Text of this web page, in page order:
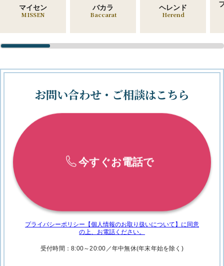
マイセン
MISSEN
バカラ
Baccarat
ヘレンド
Herend
お問い合わせ・ご相談はこちら
今すぐお電話で
プライバシーポリシー【個人情報のお取り扱いについて】に 同意
の上、お電話ください。
受付時間：8:00～20:00／年中無休(年末年始を除く)